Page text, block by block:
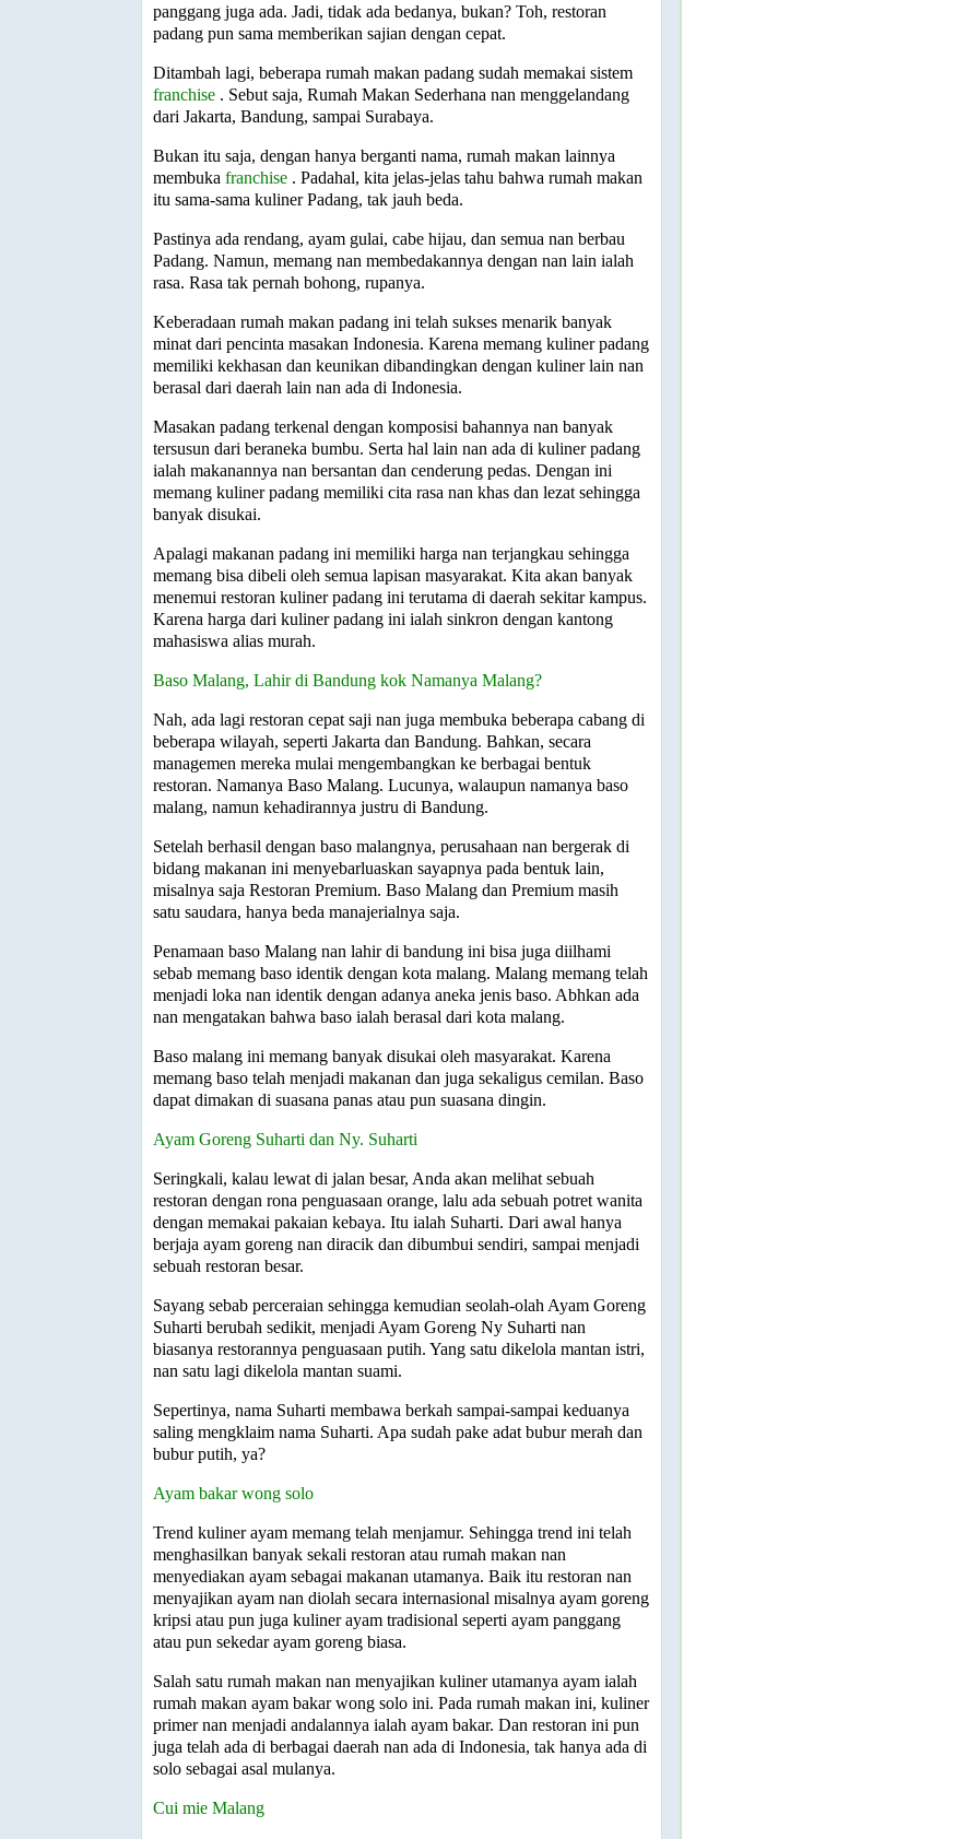
panggang juga ada. Jadi, tidak ada bedanya, bukan? Toh, restoran
padang pun sama memberikan sajian dengan cepat.
Ditambah lagi, beberapa rumah makan padang sudah memakai sistem
franchise . Sebut saja, Rumah Makan Sederhana nan menggelandang
dari Jakarta, Bandung, sampai Surabaya.
Bukan itu saja, dengan hanya berganti nama, rumah makan lainnya
membukafranchise . Padahal, kita jelas-jelas tahu bahwa rumah makan
itu sama-sama kuliner Padang, tak jauh beda.
Pastinya ada rendang, ayam gulai, cabe hijau, dan semua nan berbau
Padang. Namun, memang nan membedakannya dengan nan lain ialah
rasa. Rasa tak pernah bohong, rupanya.
Keberadaan rumah makan padang ini telah sukses menarik banyak
minat dari pencinta masakan Indonesia. Karena memang kuliner padang
memiliki kekhasan dan keunikan dibandingkan dengan kuliner lain nan
berasal dari daerah lain nan ada di Indonesia.
Masakan padang terkenal dengan komposisi bahannya nan banyak
tersusun dari beraneka bumbu. Serta hal lain nan ada di kuliner padang
ialah makanannya nan bersantan dan cenderung pedas. Dengan ini
memang kuliner padang memiliki cita rasa nan khas dan lezat sehingga
banyak disukai.
Apalagi makanan padang ini memiliki harga nan terjangkau sehingga
memang bisa dibeli oleh semua lapisan masyarakat. Kita akan banyak
menemui restoran kuliner padang ini terutama di daerah sekitar kampus.
Karena harga dari kuliner padang ini ialah sinkron dengan kantong
mahasiswa alias murah.
Baso Malang, Lahir di Bandung kok Namanya Malang?
Nah, ada lagi restoran cepat saji nan juga membuka beberapa cabang di
beberapa wilayah, seperti Jakarta dan Bandung. Bahkan, secara
managemen mereka mulai mengembangkan ke berbagai bentuk
restoran. Namanya Baso Malang. Lucunya, walaupun namanya baso
malang, namun kehadirannya justru di Bandung.
Setelah berhasil dengan baso malangnya, perusahaan nan bergerak di
bidang makanan ini menyebarluaskan sayapnya pada bentuk lain,
misalnya saja Restoran Premium. Baso Malang dan Premium masih
satu saudara, hanya beda manajerialnya saja.
Penamaan baso Malang nan lahir di bandung ini bisa juga diilhami
sebab memang baso identik dengan kota malang. Malang memang telah
menjadi loka nan identik dengan adanya aneka jenis baso. Abhkan ada
nan mengatakan bahwa baso ialah berasal dari kota malang.
Baso malang ini memang banyak disukai oleh masyarakat. Karena
memang baso telah menjadi makanan dan juga sekaligus cemilan. Baso
dapat dimakan di suasana panas atau pun suasana dingin.
Ayam Goreng Suharti dan Ny. Suharti
Seringkali, kalau lewat di jalan besar, Anda akan melihat sebuah
restoran dengan rona penguasaan orange, lalu ada sebuah potret wanita
dengan memakai pakaian kebaya. Itu ialah Suharti. Dari awal hanya
berjaja ayam goreng nan diracik dan dibumbui sendiri, sampai menjadi
sebuah restoran besar.
Sayang sebab perceraian sehingga kemudian seolah-olah Ayam Goreng
Suharti berubah sedikit, menjadi Ayam Goreng Ny Suharti nan
biasanya restorannya penguasaan putih. Yang satu dikelola mantan istri,
nan satu lagi dikelola mantan suami.
Sepertinya, nama Suharti membawa berkah sampai-sampai keduanya
saling mengklaim nama Suharti. Apa sudah pake adat bubur merah dan
bubur putih, ya?
Ayam bakar wong solo
Trend kuliner ayam memang telah menjamur. Sehingga trend ini telah
menghasilkan banyak sekali restoran atau rumah makan nan
menyediakan ayam sebagai makanan utamanya. Baik itu restoran nan
menyajikan ayam nan diolah secara internasional misalnya ayam goreng
kripsi atau pun juga kuliner ayam tradisional seperti ayam panggang
atau pun sekedar ayam goreng biasa.
Salah satu rumah makan nan menyajikan kuliner utamanya ayam ialah
rumah makan ayam bakar wong solo ini. Pada rumah makan ini, kuliner
primer nan menjadi andalannya ialah ayam bakar. Dan restoran ini pun
juga telah ada di berbagai daerah nan ada di Indonesia, tak hanya ada di
solo sebagai asal mulanya.
Cui mie Malang